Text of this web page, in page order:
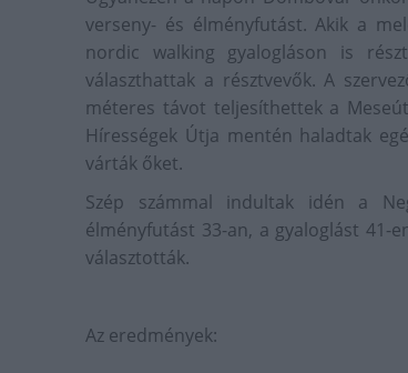
verseny- és élményfutást. Akik a
nordic walking gyalogláson is
választhattak a résztvevők. A
méteres távot teljesíthettek a
Hírességek Útja mentén haladtak
várták őket.
Szép számmal indultak idén a
élményfutást 33-an, a gyaloglást 41-
választották.
Az eredmények: